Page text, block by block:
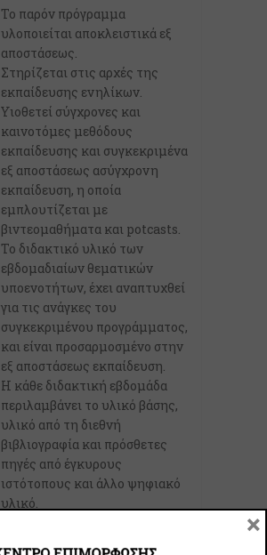
Το παρόν πρόγραμμα
υλοποιείται αποκλειστικά εξ
αποστάσεως.
Στηρίζεται στις αρχές της
εκπαίδευσης ενηλίκων.
Υιοθετεί σύγχρονες και
καινοτόμες μεθόδους
εκπαίδευσης και συγκεκριμένα
εξ αποστάσεως ασύγχρονη
εκπαίδευση, η οποία
εμπλουτίζεται με
βιντεομαθήματα και potcasts.
Το διδακτικό υλικό των
εβδομαδιαίων θεματικών
υποενοτήτων, έχει αναπτυχθεί
για τις ανάγκες του
συγκεκριμένου προγράμματος,
και είναι προσαρμοσμένο στην
εξ αποστάσεως εκπαίδευση.
Η κάθε διδακτική εβδομάδα
περιλαμβάνει το υλικό βάσης,
υλικό από τη διεθνή
βιβλιογραφία και πρόσθετες
πηγές από έγκυρους
ιστότοπους και άλλο ψηφιακό
υλικό.
×